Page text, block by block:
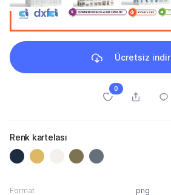
Ücretsiz indir
0
Renk kartelası
Format
png